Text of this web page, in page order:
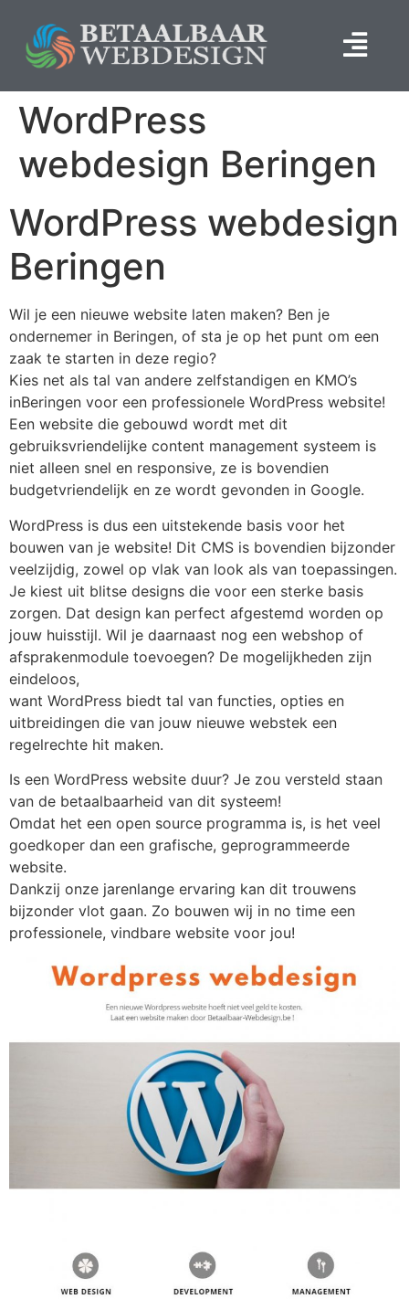
WordPress
webdesign Beringen
WordPress webdesign
Beringen
Wil je een nieuwe website laten maken? Ben je
ondernemer in Beringen, of sta je op het punt om een
zaak te starten in deze regio?
Kies net als tal van andere zelfstandigen en KMO’s
inBeringen voor een professionele WordPress website!
Een website die gebouwd wordt met dit
gebruiksvriendelijke content management systeem is
niet alleen snel en responsive, ze is bovendien
budgetvriendelijk en ze wordt gevonden in Google.
WordPress is dus een uitstekende basis voor het
bouwen van je website! Dit CMS is bovendien bijzonder
veelzijdig, zowel op vlak van look als van toepassingen.
Je kiest uit blitse designs die voor een sterke basis
zorgen. Dat design kan perfect afgestemd worden op
jouw huisstijl. Wil je daarnaast nog een webshop of
afsprakenmodule toevoegen? De mogelijkheden zijn
eindeloos,
want WordPress biedt tal van functies, opties en
uitbreidingen die van jouw nieuwe webstek een
regelrechte hit maken.
Is een WordPress website duur? Je zou versteld staan
van de betaalbaarheid van dit systeem!
Omdat het een open source programma is, is het veel
goedkoper dan een grafische, geprogrammeerde
website.
Dankzij onze jarenlange ervaring kan dit trouwens
bijzonder vlot gaan. Zo bouwen wij in no time een
professionele, vindbare website voor jou!